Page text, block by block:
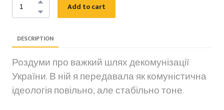
Add to cart
DESCRIPTION
Роздуми про важкий шлях декомунізації
України. В ній я передавала як комуністична
ідеологія повільно, але стабільно тоне.